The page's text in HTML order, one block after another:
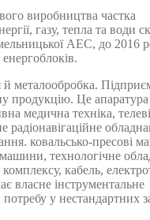
виробництва частка
газу, тепла та води
АЕС, до 2016
металообробка.
продукцію. Це апаратура
медична техніка,
радіонавігаційне
ковальсько-пресові
технологічне
кабель,
власне інструментальне
у нестандартних